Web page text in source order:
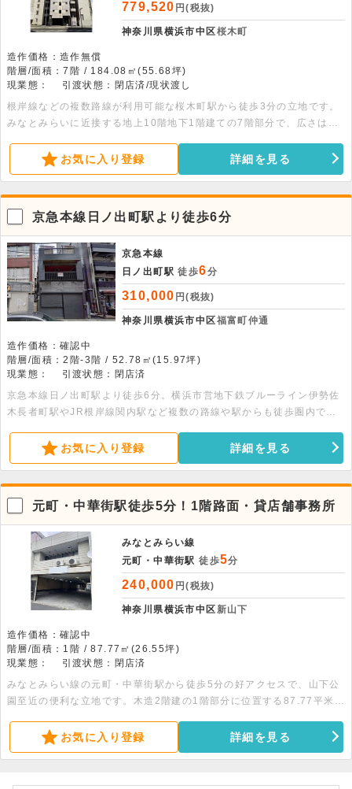
779,520 円(税抜)
神奈川県横浜市中区桜木町
造作価格：造作無償
階層/面積：7階 / 184.08㎡(55.68坪)
現業態：
引渡状態：閉店済/現状渡し
根岸線などの複数路線が利用可能な桜木町駅から徒歩3分の立地です。
みなとみらいに近接する地上10階地下1階建ての7階部分で、広さは約
の設備が充実しています。事務所のほか、サービス店舗としての利用も
相談が可能です。諸条件のご相談などは、お気軽にお問い合わせくださ
お気に入り登録 詳細を見る
京急本線日ノ出町駅より徒歩6分
京急本線
日ノ出町駅 徒歩6分
310,000 円(税抜)
神奈川県横浜市中区福富町仲通
造作価格：確認中
階層/面積：2階-3階 / 52.78㎡(15.97坪)
現業態：
引渡状態：閉店済
京急本線日ノ出町駅より徒歩6分。横浜市営地下鉄ブルーライン伊勢佐
木長者町駅やJR根岸線関内駅など複数の路線や駅からも徒歩圏内で
店の出店もご相談可能です。
お気に入り登録 詳細を見る
元町・中華街駅徒歩5分！1階路面・貸店舗事務所
みなとみらい線
元町・中華街駅 徒歩5分
240,000 円(税抜)
神奈川県横浜市中区新山下
造作価格：確認中
階層/面積：1階 / 87.77㎡(26.55坪)
現業態：
引渡状態：閉店済
みなとみらい線の元町・中華街駅から徒歩5分の好アクセスで、山下公
園至近の便利な立地です。木造2階建の1階部分に位置する87.77平米
トイレ・水道・ガスが整っています。倉庫としての利用も相談可能。ま
ずはお気軽にお問い合わせください。
お気に入り登録 詳細を見る